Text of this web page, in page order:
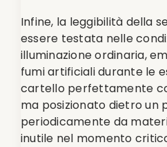
Infine, la leggibilità della
essere testata nelle
illuminazione ordinaria,
fumi artificiali durante le
cartello perfettamente
ma posizionato dietro un
periodicamente da
inutile nel momento